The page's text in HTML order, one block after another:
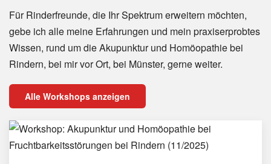
Für Rinderfreunde, die Ihr Spektrum erweitern möchten,
gebe ich alle meine Erfahrungen und mein praxiserprobtes
Wissen, rund um die Akupunktur und Homöopathie bei
Rindern, bei mir vor Ort, bei Münster, gerne weiter.
Alle Workshops anzeigen